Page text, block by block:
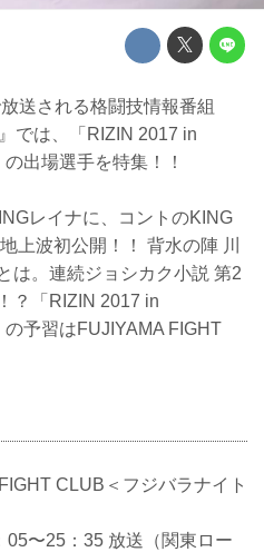
送される格闘技情報番組
では、「RIZIN 2017 in
出場選手を特集！！
レイナに、コントのKING
上波初公開！！ 背水の陣 川
は。連続ジョシカク小説 第2
？「RIZIN 2017 in
予習はFUJIYAMA FIGHT
CLUB＜フジバラナイト
〜25：35 放送（関東ロー